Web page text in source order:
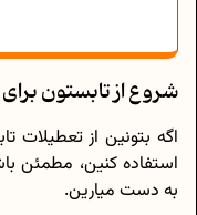
شروع از تابستون
اگه بتونین از
استفاده کنین، مطمئن
به دست میارین.